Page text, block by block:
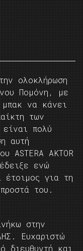
ολοκλήρωση
Πομόνη, με
να κάνει
των
πολύ
αυτή
ASTERA AKTOR
ενώ
έτοιμος για τη
του.
στην
Ευχαριστώ
διευθυντή και